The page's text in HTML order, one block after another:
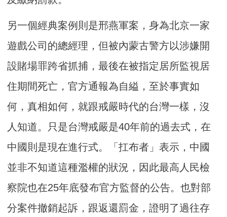
另一個經典案例則是邢燕軍案，身為北京一家
遊戲公司的總經理，但被內蒙古警方以涉嫌開
設賭場罪跨省抓捕，最後在被指定居所監視居
住期間死亡，官方通報為自縊，至於事實如
何，真相如何，就跟戒嚴時代的台灣一樣，沒
人知道。只是台灣戒嚴是40年前的過去式，在
中國則是現在進行式。「扛布者」表示，中國
並非不知道這種濫權的狀況，因此最高人民檢
察院也在25年底發布官方監督的公告。也對部
分案件撤銷起訴，跟返還罰金，證明了過往存